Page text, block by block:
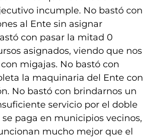
incumple. No bastó con
al Ente sin asignar
con pasar la mitad 0
asignados, viendo que nos
migajas. No bastó con
la maquinaria del Ente con
No bastó con brindarnos un
servicio por el doble
paga en municipios vecinos,
mucho mejor que el